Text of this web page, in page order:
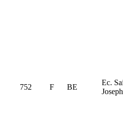
752 F BE
Ec.
Joseph